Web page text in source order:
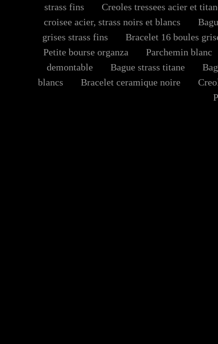
strass fins
Creoles tressees acier et
croisee acier, strass noirs et blancs
grises strass fins
Bracelet 16 boules
Petite bourse organza
Parchemin blanc
demontable
Bague strass titane
blancs
Bracelet ceramique noire